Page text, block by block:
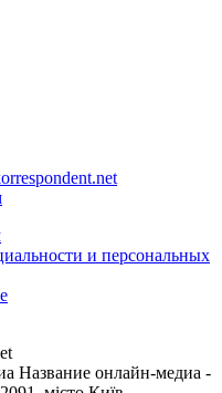
и персональных
Название онлайн-медиа -